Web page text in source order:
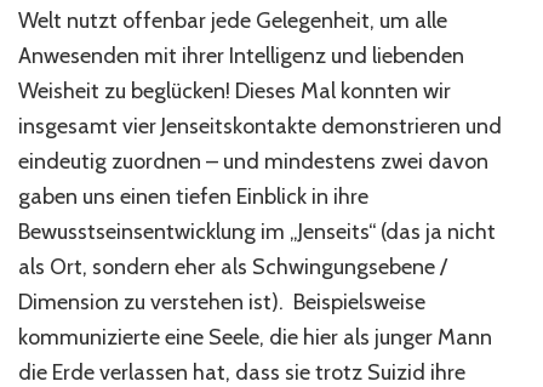
Welt nutzt offenbar jede Gelegenheit, um alle
Anwesenden mit ihrer Intelligenz und liebenden
Weisheit zu beglücken! Dieses Mal konnten wir
insgesamt vier Jenseitskontakte demonstrieren und
eindeutig zuordnen – und mindestens zwei davon
gaben uns einen tiefen Einblick in ihre
Bewusstseinsentwicklung im „Jenseits“ (das ja nicht
als Ort, sondern eher als Schwingungsebene /
Dimension zu verstehen ist). Beispielsweise
kommunizierte eine Seele, die hier als junger Mann
die Erde verlassen hat, dass sie trotz Suizid ihre